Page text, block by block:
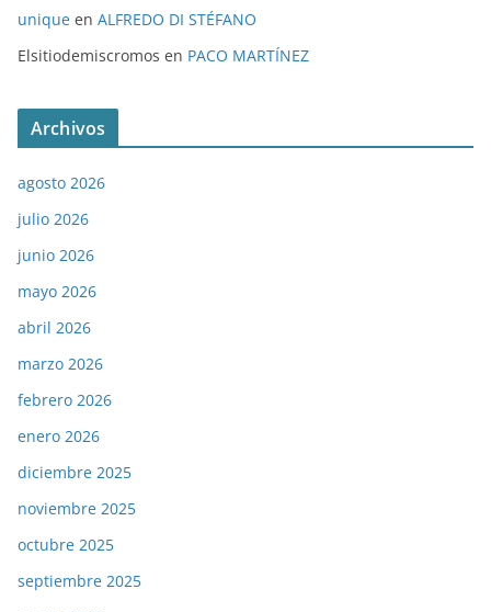
unique en ALFREDO DI STÉFANO
Elsitiodemiscromos en PACO MARTÍNEZ
Archivos
agosto 2026
julio 2026
junio 2026
mayo 2026
abril 2026
marzo 2026
febrero 2026
enero 2026
diciembre 2025
noviembre 2025
octubre 2025
septiembre 2025